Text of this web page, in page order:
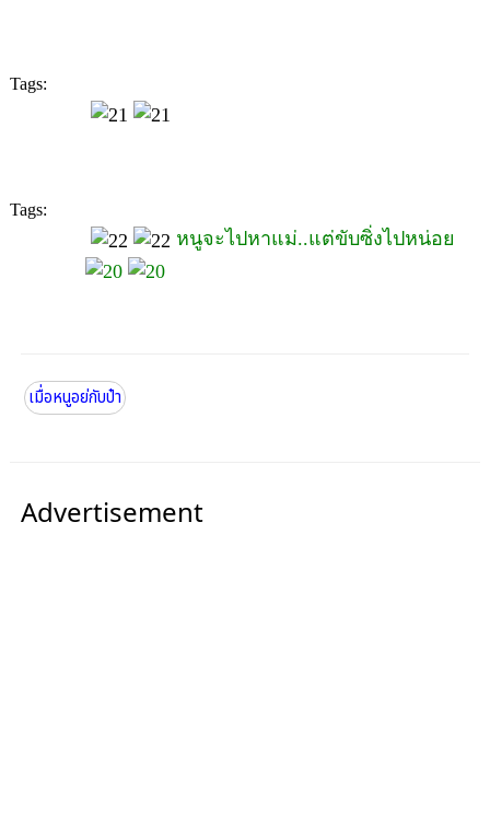
Tags:
Tags:
หนูจะไปหาแม่..แต่ขับซิ่งไปหน่อย
เมื่อหนูอย่กับป๋า
Advertisement